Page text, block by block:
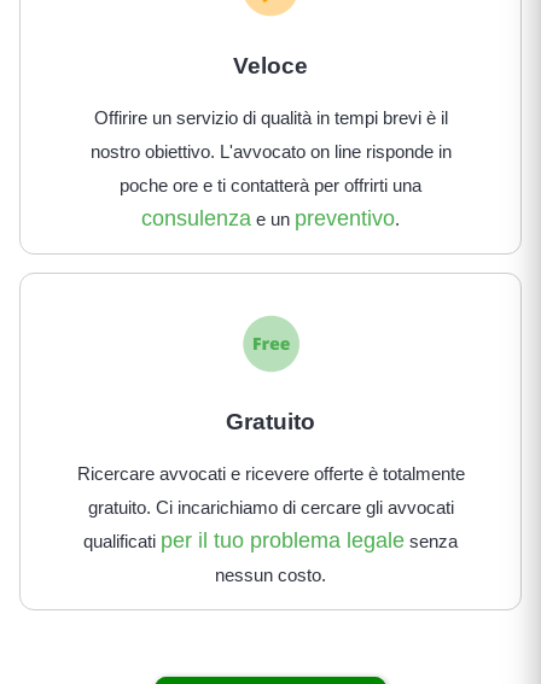
Veloce
Offirire un servizio di qualità in tempi brevi è il
nostro obiettivo. L'avvocato on line risponde in
poche ore e ti contatterà per offrirti una
consulenza e un preventivo.
Gratuito
Ricercare avvocati e ricevere offerte è totalmente
gratuito. Ci incarichiamo di cercare gli avvocati
qualificati per il tuo problema legale senza
nessun costo.